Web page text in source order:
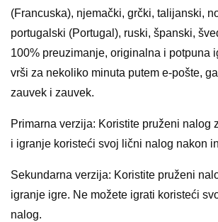
(Francuska), njemački, grčki, talijanski,
portugalski (Portugal), ruski, španski,
100% preuzimanje, originalna i potpuna
vrši za nekoliko minuta putem e-pošte,
zauvek i zauvek.
Primarna verzija: Koristite pruženi nalog
i igranje koristeći svoj lični nalog nakon
Sekundarna verzija: Koristite pruženi
igranje igre. Ne možete igrati koristeći
nalog.